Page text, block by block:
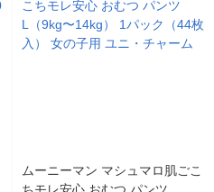
ムーニーマン マシュマロ肌ごこ
ちモレ安心 おむつ パンツ